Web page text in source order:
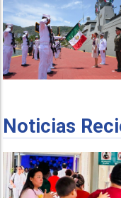
Noticias